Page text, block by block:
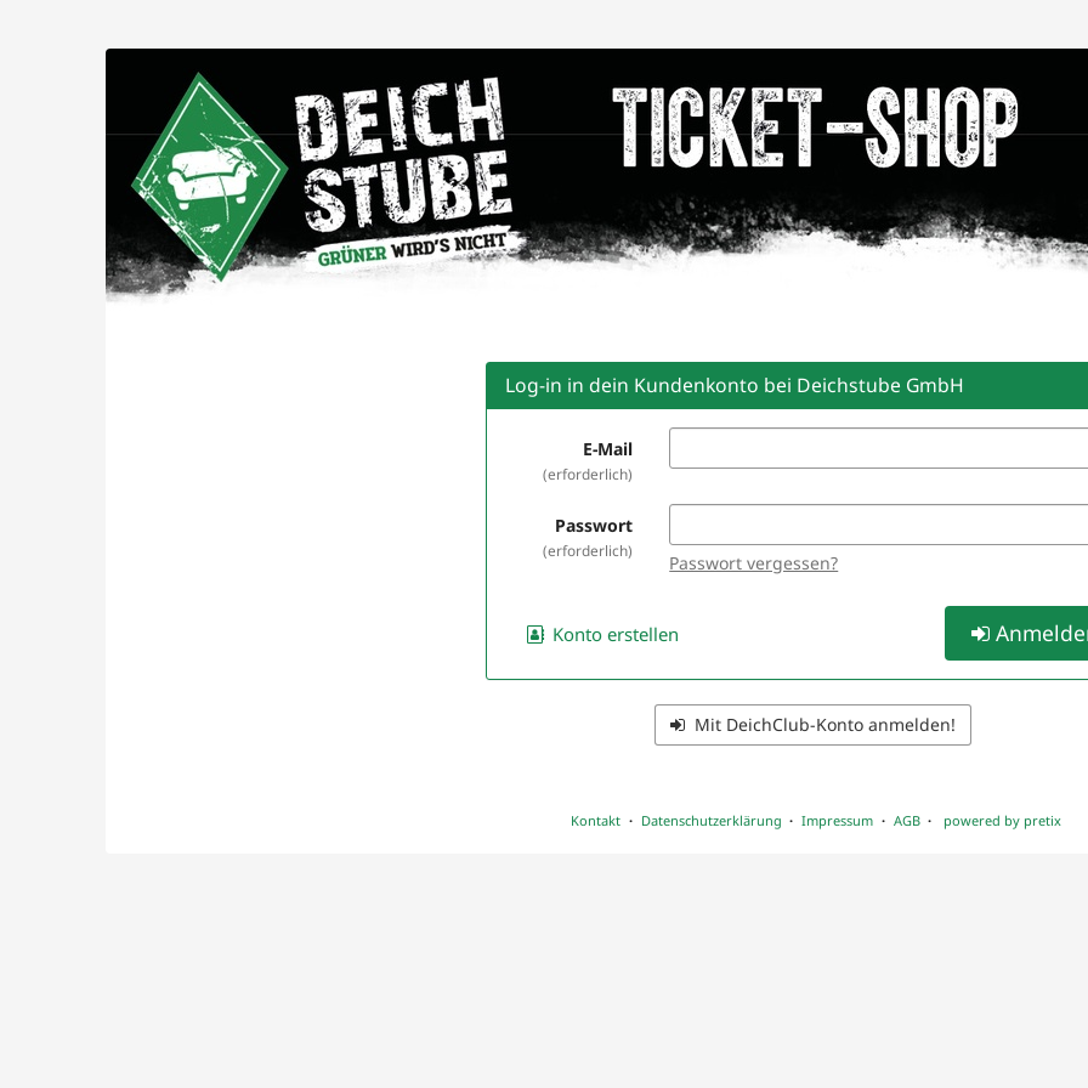
Deichstube
GmbH
Log-in in dein Kundenkonto bei Deichstube GmbH
E-Mail
erforderlich
Passwort
erforderlich
Passwort vergessen?
Konto erstellen
Mit DeichClub-Konto anmelden!
Kontakt Datenschutzerklärung Impressum AGB powered by pretix